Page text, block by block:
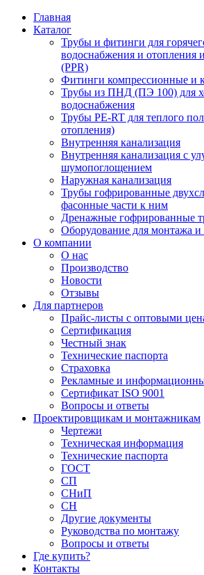
Главная
Каталог
Трубы и фитинги для
водоснабжения и отопления
(PPR)
Фитинги компрессионные и
Трубы из ПНД (ПЭ 100) для
водоснабжения
Трубы PE-RT для теплого
отопления)
Внутренняя канализация
Внутренняя канализация с
шумопоглощением
Наружная канализация
Трубы гофрированные
фасонные части к ним
Дренажные гофрированные
Оборудование для монтажа
О компании
О нас
Производство
Новости
Отзывы
Для партнеров
Прайс-листы с оптовыми
Сертификация
Честный знак
Технические паспорта
Страховка
Рекламные и
Сертификат ISO 9001
Вопросы и ответы
Проектировщикам и монтажникам
Чертежи
Техническая информация
Технические паспорта
ГОСТ
СП
СНиП
СН
Другие документы
Руководства по монтажу
Вопросы и ответы
Где купить?
Контакты